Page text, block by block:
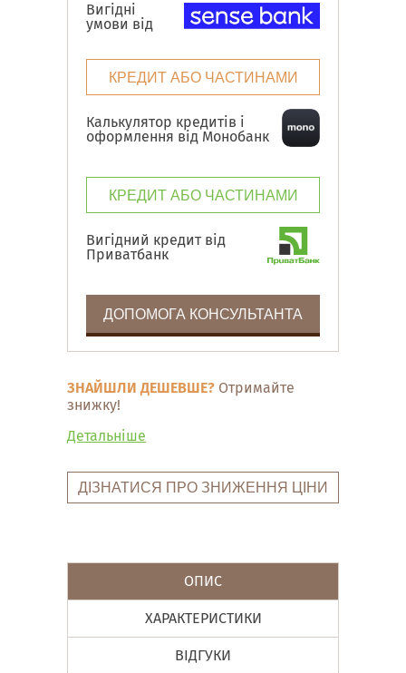
Вигідні
умови від
КРЕДИТ АБО ЧАСТИНАМИ
Калькулятор кредитів і
оформлення від Монобанк
КРЕДИТ АБО ЧАСТИНАМИ
Вигідний кредит від
Приватбанк
ДОПОМОГА КОНСУЛЬТАНТА
ЗНАЙШЛИ ДЕШЕВШЕ? Отримайте
знижку!
Детальніше
ДІЗНАТИСЯ ПРО ЗНИЖЕННЯ ЦІНИ
ОПИС
ХАРАКТЕРИСТИКИ
ВІДГУКИ